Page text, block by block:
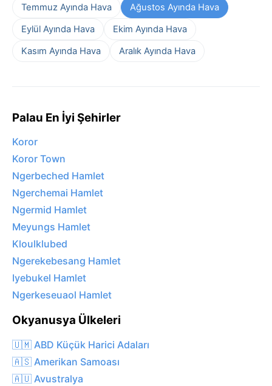
Temmuz Ayında Hava
Ağustos Ayında Hava
Eylül Ayında Hava
Ekim Ayında Hava
Kasım Ayında Hava
Aralık Ayında Hava
Palau En İyi Şehirler
Koror
Koror Town
Ngerbeched Hamlet
Ngerchemai Hamlet
Ngermid Hamlet
Meyungs Hamlet
Kloulklubed
Ngerekebesang Hamlet
Iyebukel Hamlet
Ngerkeseuaol Hamlet
Okyanusya Ülkeleri
🇺🇲 ABD Küçük Harici Adaları
🇦🇸 Amerikan Samoası
🇦🇺 Avustralya